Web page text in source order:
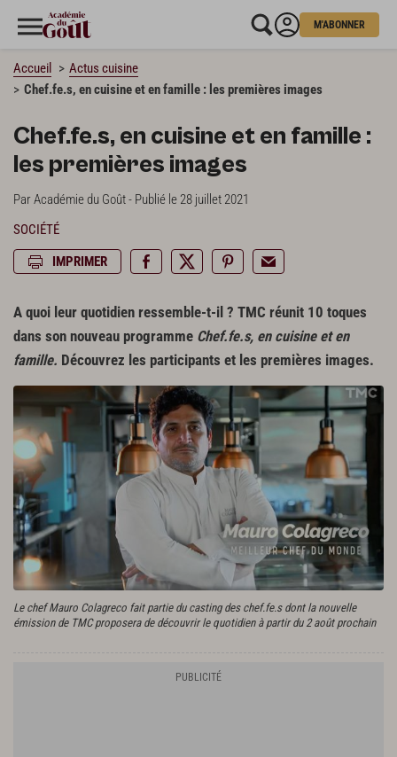
M'ABONNER
Accueil
Actus cuisine
Chef.fe.s, en cuisine et en famille : les premières images
Chef.fe.s, en cuisine et en famille :
les premières images
Par Académie du Goût - Publié le 28 juillet 2021
SOCIÉTÉ
IMPRIMER
A quoi leur quotidien ressemble-t-il ? TMC réunit 10 toques
dans son nouveau programme Chef.fe.s, en cuisine et en
famille. Découvrez les participants et les premières images.
Le chef Mauro Colagreco fait partie du casting des chef.fe.s dont la nouvelle
émission de TMC proposera de découvrir le quotidien à partir du 2 août prochain